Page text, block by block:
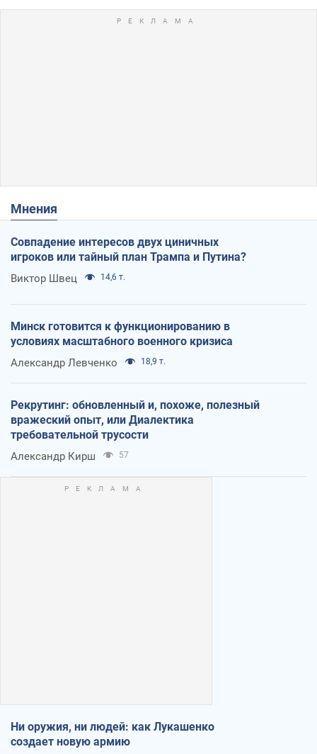
Мнения
Совпадение интересов двух циничных
игроков или тайный план Трампа и Путина?
Виктор Швец 14,6 т.
Минск готовится к функционированию в
условиях масштабного военного кризиса
Александр Левченко 18,9 т.
Рекрутинг: обновленный и, похоже, полезный
вражеский опыт, или Диалектика
требовательной трусости
Александр Кирш 57
Ни оружия, ни людей: как Лукашенко
создает новую армию